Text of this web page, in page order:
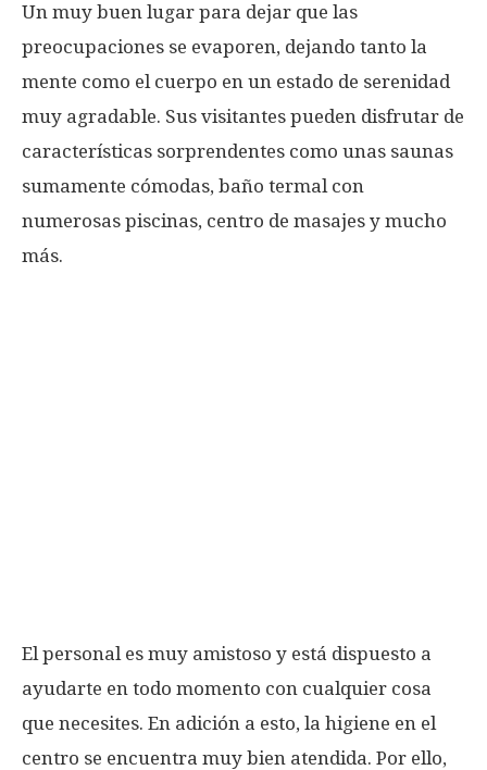
Un muy buen lugar para dejar que las
preocupaciones se evaporen, dejando tanto la
mente como el cuerpo en un estado de serenidad
muy agradable. Sus visitantes pueden disfrutar de
características sorprendentes como unas saunas
sumamente cómodas, baño termal con
numerosas piscinas, centro de masajes y mucho
más.
El personal es muy amistoso y está dispuesto a
ayudarte en todo momento con cualquier cosa
que necesites. En adición a esto, la higiene en el
centro se encuentra muy bien atendida. Por ello,